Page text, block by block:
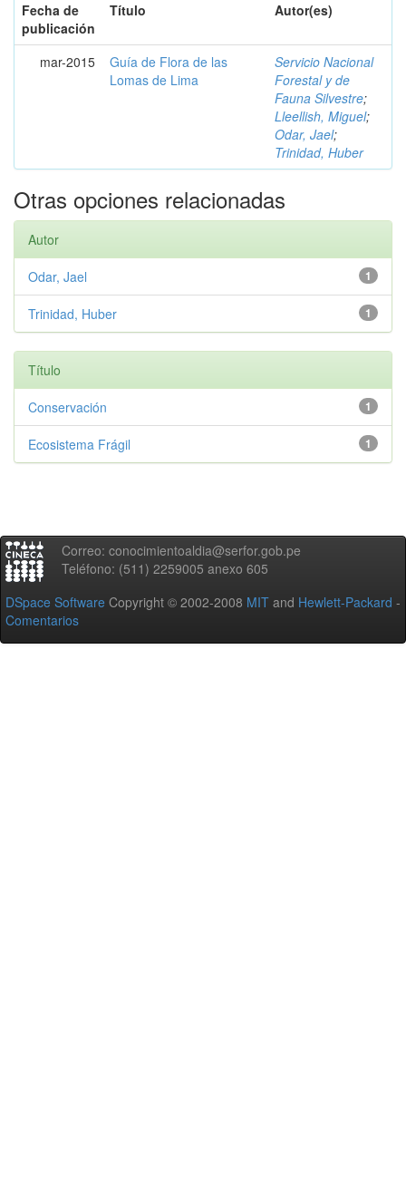
Fecha de
publicación
Título Autor(es)
mar-2015
Guía de Flora de las
Lomas de Lima
Servicio Nacional
Forestal y de
Fauna Silvestre;
Lleellish, Miguel;
Odar, Jael;
Trinidad, Huber
Otras opciones relacionadas
Autor
1
Odar, Jael
1
Trinidad, Huber
Título
1
Conservación
1
Ecosistema Frágil
Correo: conocimientoaldia@serfor.gob.pe
Teléfono: (511) 2259005 anexo 605
DSpace Software Copyright © 2002-2008 MIT and Hewlett-Packard -
Comentarios